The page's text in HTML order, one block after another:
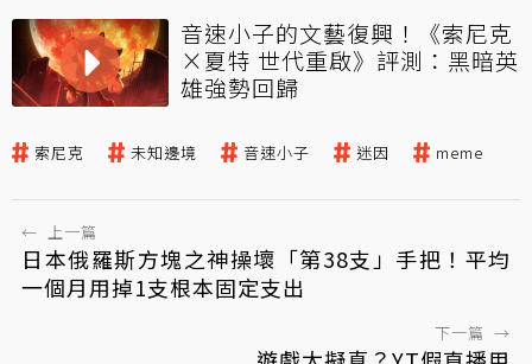
音速小子的文藝復興！《索尼克
×夏特 世代重啟》評測：黑暗英
雄強勢回歸
索尼克 未知邊境 音速小子 迷因 meme
← 上一篇
日本俄羅斯方塊之神操壞「第38支」手把！平均
一個月用掉1支根本固定支出
下一篇 →